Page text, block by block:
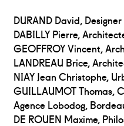
Powered by Translate
DURAND David, Designer
DABILLY Pierre,
GEOFFROY Vincent,
LANDREAU Brice,
NIAY Jean Christophe,
GUILLAUMOT Thomas,
Agence Lobodog,
DE ROUEN Maxime,